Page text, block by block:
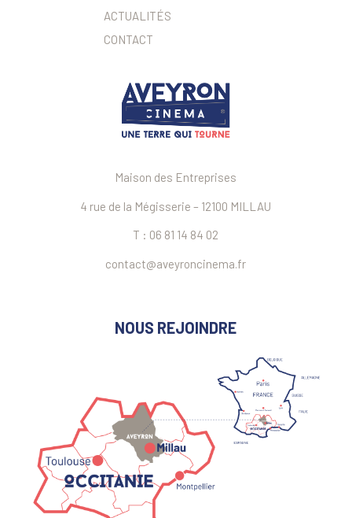
ACTUALITÉS
CONTACT
Maison des Entreprises
4 rue de la Mégisserie – 12100 MILLAU
T : 06 81 14 84 02
contact@aveyroncinema.fr
NOUS REJOINDRE